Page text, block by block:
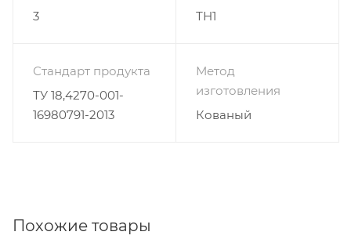
3
ТН1
Стандарт продукта
ТУ 18,4270-001-
16980791-2013
Метод
изготовления
Кованый
Похожие товары